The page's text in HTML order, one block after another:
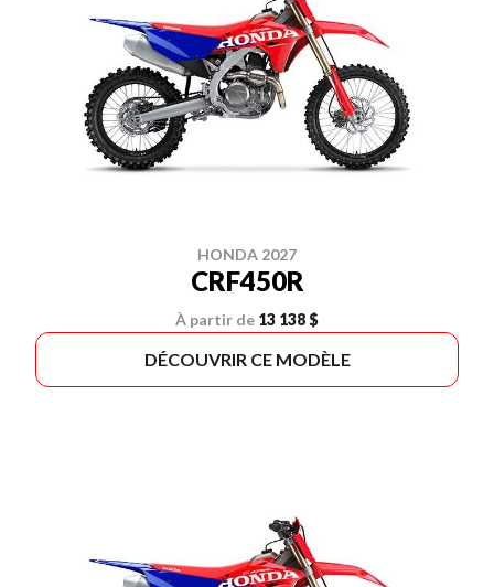
HONDA 2027
CRF450R
À partir de 13 138 $
DÉCOUVRIR CE MODÈLE